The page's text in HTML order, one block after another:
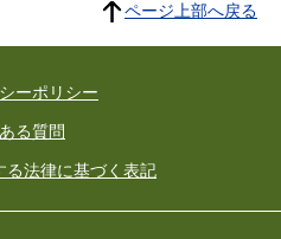
ページ上部へ戻る
ーポリシー
る質問
る法律に基づく表記